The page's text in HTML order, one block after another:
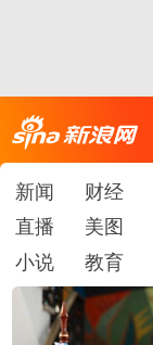
新闻 财经
直播
美图
小说
教育